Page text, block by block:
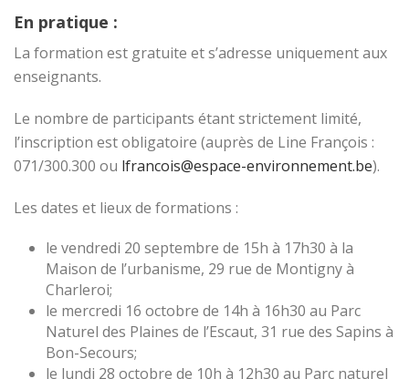
En pratique :
La formation est gratuite et s’adresse uniquement aux
enseignants.
Le nombre de participants étant strictement limité,
l’inscription est obligatoire (auprès de Line François :
071/300.300 ou lfrancois@espace-environnement.be).
Les dates et lieux de formations :
le vendredi 20 septembre de 15h à 17h30 à la
Maison de l’urbanisme, 29 rue de Montigny à
Charleroi;
le mercredi 16 octobre de 14h à 16h30 au Parc
Naturel des Plaines de l’Escaut, 31 rue des Sapins à
Bon-Secours;
le lundi 28 octobre de 10h à 12h30 au Parc naturel